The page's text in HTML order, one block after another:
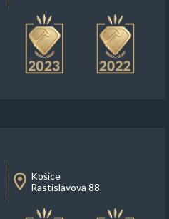
Košice
Rastislavova 88